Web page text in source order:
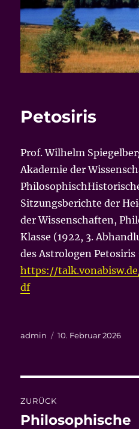
Petosiris
Prof. Wilhelm
Akademie der
Sitzungsberichte der
der Wissenschaften,
Klasse (1922, 3.
des Astrologen Petosiris
https://
df
Autor
admin
Veröffentlicht
10. Februar 2026
Navigation
ZURÜCK
Vorheriger
Philosophische